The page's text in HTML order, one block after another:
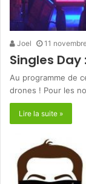
Joel 11
Singles
Au programme de
drones ! Pour les
Lire la suite »